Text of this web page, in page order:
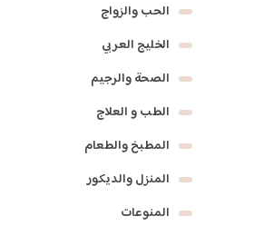
الحب والزواج
الخليج العربي
الصحة والرجيم
الطب و العلاج
المطبخ والطعام
المنزل والديكور
المنوعات